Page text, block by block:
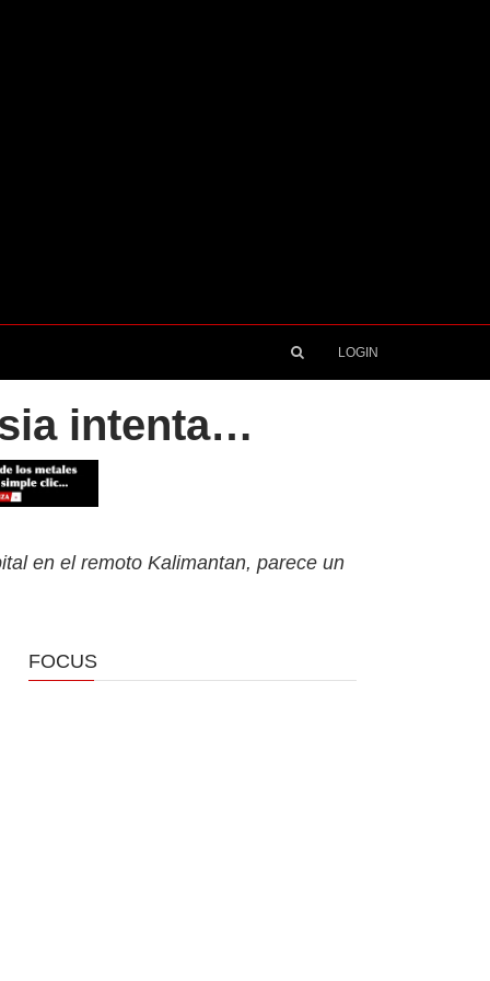
LOGIN
intenta…
en el remoto Kalimantan, parece un
FOCUS